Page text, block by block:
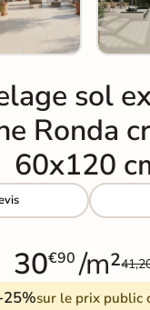
sol
Ronda
60x120
30€90 /m²
25%sur le prix public